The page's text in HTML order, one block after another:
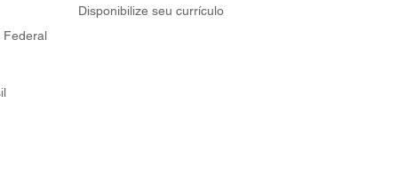
Federal
Disponibilize seu currículo